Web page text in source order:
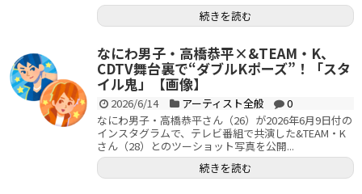
続きを読む
なにわ男子・高橋恭平×&TEAM・K、
CDTV舞台裏で“ダブルKポーズ”！「スタ
イル鬼」【画像】
2026/6/14 アーティスト全般
0
なにわ男子・高橋恭平さん（26）が2026年6月9日付の
インスタグラムで、テレビ番組で共演した&TEAM・K
さん（28）とのツーショット写真を公開...
続きを読む